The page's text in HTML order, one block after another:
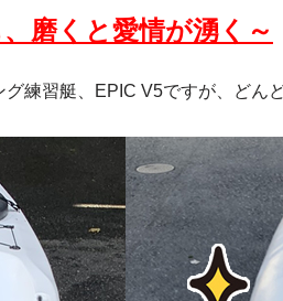
磨くと愛情が湧く～
練習艇、EPIC V5ですが、どん